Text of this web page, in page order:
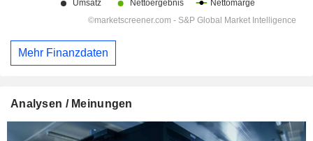
Mehr Finanzdaten
Analysen / Meinungen